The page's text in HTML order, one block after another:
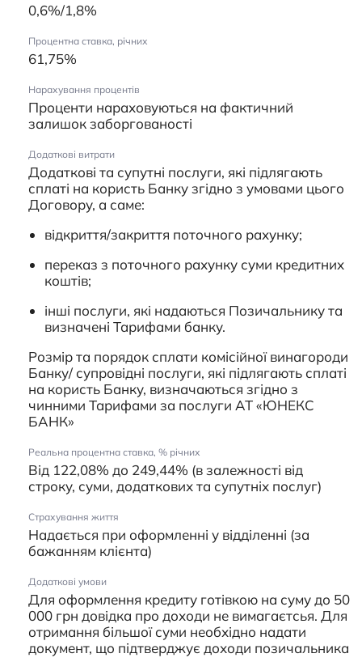
0,6%/1,8%
Процентна ставка, річних
61,75%
Нарахування процентів
Проценти нараховуються на фактичний
залишок заборгованості
Додаткові витрати
Додаткові та супутні послуги, які підлягають
сплаті на користь Банку згідно з умовами цього
Договору, а саме:
відкриття/закриття поточного рахунку;
переказ з поточного рахунку суми кредитних
коштів;
інші послуги, які надаються Позичальнику та
визначені Тарифами банку.
Розмір та порядок сплати комісійної винагороди
Банку/ супровідні послуги, які підлягають сплаті
на користь Банку, визначаються згідно з
чинними Тарифами за послуги АТ «ЮНЕКС
БАНК»
Реальна процентна ставка, % річних
Від 122,08% до 249,44% (в залежності від
строку, суми, додаткових та супутніх послуг)
Страхування життя
Надається при оформленні у відділенні (за
бажанням клієнта)
Додаткові умови
Для оформлення кредиту готівкою на суму до 50
000 грн довідка про доходи не вимагаєтсья. Для
отримання більшої суми необхідно надати
документ, що підтверджує доходи позичальника